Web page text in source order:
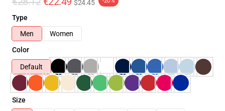
$24.45
Type
Men
Women
Color
Default
Size